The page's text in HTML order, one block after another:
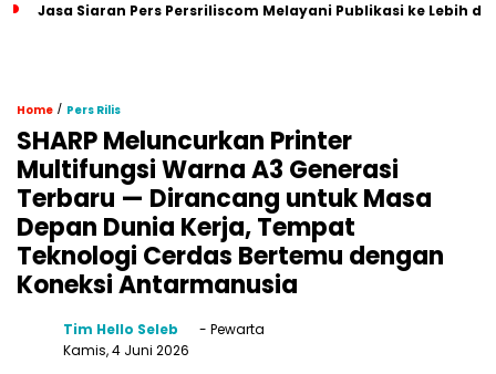
Jasa Siaran Pers Persriliscom Melayani Publikasi ke Lebih
Home / Pers Rilis
SHARP Meluncurkan Printer
Multifungsi Warna A3 Generasi
Terbaru — Dirancang untuk Masa
Depan Dunia Kerja, Tempat
Teknologi Cerdas Bertemu dengan
Koneksi Antarmanusia
Tim Hello Seleb
- Pewarta
Kamis, 4 Juni 2026